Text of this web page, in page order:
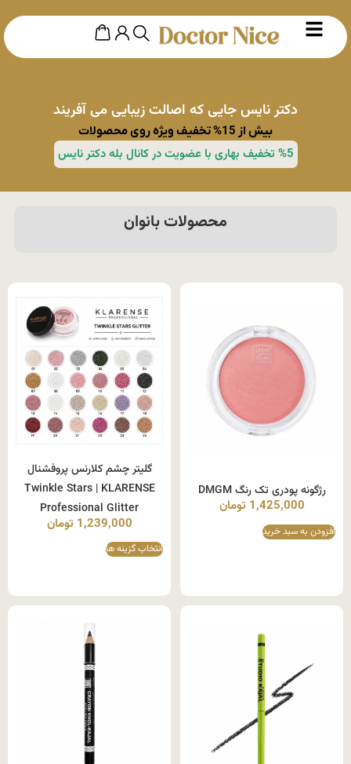
دکتر نایس جایی که اصالت زیبایی می آفریند
بیش از 15% تخفیف ویژه روی محصولات
%5 تخفیف بهاری با عضویت در کانال بله دکتر نایس
محصولات بانوان
رژگونه پودری تک رنگ DMGM
1,425,000 تومان
افزودن به سبد خرید
گلیتر چشم کلارنس پروفشنال
Twinkle Stars | KLARENSE
Professional Glitter
1,239,000 تومان
انتخاب گزینه ها